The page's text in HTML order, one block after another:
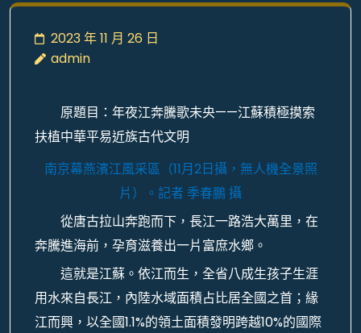
2023 年 11 月 26 日
admin
原題目：年夜江奔騰歌未央——江蘇積極摸索
扶植中華平易近族古代文明
南京幕燕濱江風采區（11月2日攝，無人機全景照
片）。 記者 季春鵬 攝
從唐古拉山奔跑而下，長江一路浩大萬里，在
奔騰進海前，孕育滋養出一片富庶水鄉。
這就是江蘇。依江而生，全省八成生孩子生涯
用水來自長江，內陸水域面積占比居全國之首；緣
江而興，以全國1.1%的領土面積發明跨越10%的國際